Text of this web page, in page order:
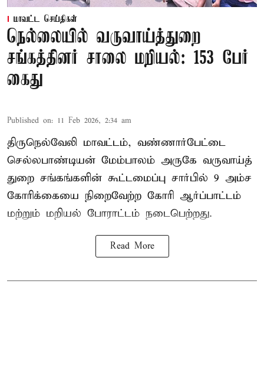
மாவட்ட செய்திகள்
நெல்லையில் வருவாய்த்துறை
சங்கத்தினர் சாலை மறியல்: 153 பேர்
கைது
Published on: 11 Feb 2026, 2:34 am
திருநெல்வேலி மாவட்டம், வண்ணார்பேட்டை
செல்லபாண்டியன் மேம்பாலம் அருகே வருவாய்த்
துறை சங்கங்களின் கூட்டமைப்பு சார்பில் 9 அம்ச
கோரிக்கையை நிறைவேற்ற கோரி ஆர்ப்பாட்டம்
மற்றும் மறியல் போராட்டம் நடைபெற்றது.
Read More